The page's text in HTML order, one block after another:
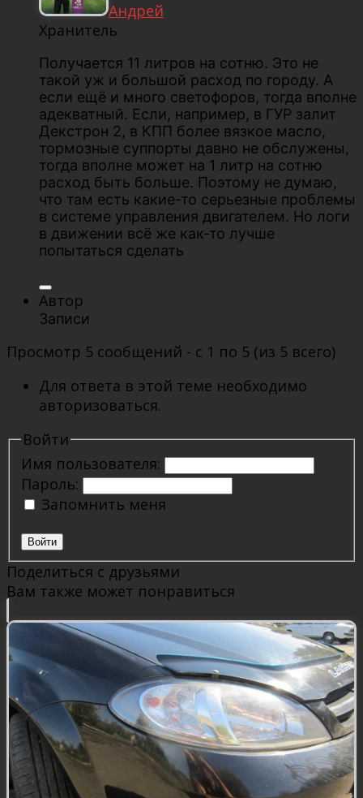
Андрей
Хранитель
Получается 11 литров на сотню. Это не
такой уж и большой расход по городу. А
если ещё и много светофоров, тогда вполне
адекватный. Если, например, в ГУР залит
Декстрон 2, в КПП более вязкое масло,
тормозные суппорты давно не обслужены,
тогда вполне может на 1 литр на сотню
расход быть больше. Поэтому не думаю,
что там есть какие-то серьезные проблемы
в системе управления двигателем. Но логи
в движении всё же как-то лучше
попытаться сделать
Автор
Записи
Просмотр 5 сообщений - с 1 по 5 (из 5 всего)
Для ответа в этой теме необходимо
авторизоваться.
Войти
Имя пользователя:
Пароль:
Запомнить меня
Войти
Поделиться с друзьями
Вам также может понравиться